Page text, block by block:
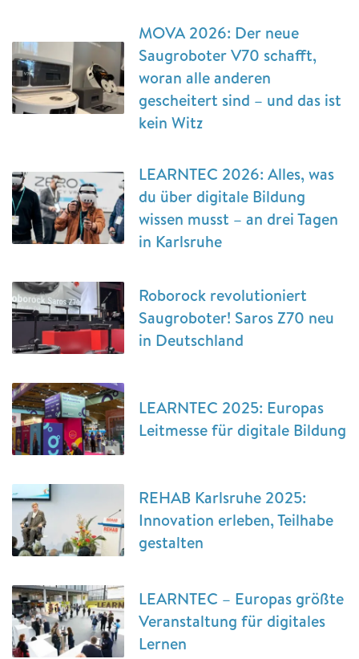
MOVA 2026: Der neue
Saugroboter V70 schafft,
woran alle anderen
gescheitert sind – und das ist
kein Witz
LEARNTEC 2026: Alles, was
du über digitale Bildung
wissen musst – an drei Tagen
in Karlsruhe
Roborock revolutioniert
Saugroboter! Saros Z70 neu
in Deutschland
LEARNTEC 2025: Europas
Leitmesse für digitale Bildung
REHAB Karlsruhe 2025:
Innovation erleben, Teilhabe
gestalten
LEARNTEC – Europas größte
Veranstaltung für digitales
Lernen